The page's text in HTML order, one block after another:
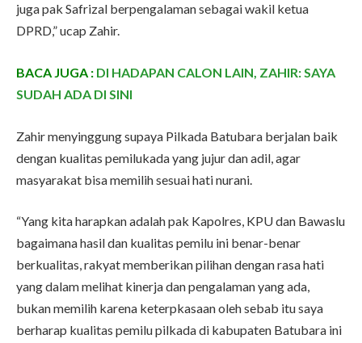
juga pak Safrizal berpengalaman sebagai wakil ketua
DPRD,” ucap Zahir.
BACA JUGA : DI HADAPAN CALON LAIN, ZAHIR: SAYA
SUDAH ADA DI SINI
Zahir menyinggung supaya Pilkada Batubara berjalan baik
dengan kualitas pemilukada yang jujur dan adil, agar
masyarakat bisa memilih sesuai hati nurani.
“Yang kita harapkan adalah pak Kapolres, KPU dan Bawaslu
bagaimana hasil dan kualitas pemilu ini benar-benar
berkualitas, rakyat memberikan pilihan dengan rasa hati
yang dalam melihat kinerja dan pengalaman yang ada,
bukan memilih karena keterpkasaan oleh sebab itu saya
berharap kualitas pemilu pilkada di kabupaten Batubara ini